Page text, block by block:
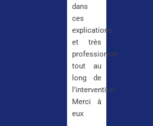
dans
ces
explications
et très
professionnel
tout au
long de
l’intervention.
Merci à
eux